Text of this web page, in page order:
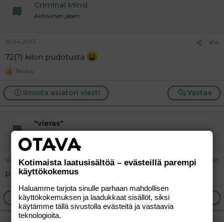
Criminal Mind
Aktiivinen jäsen
16.04.2012 #14
72(?) kilon pudotusta
R
a
c
t
Tepadj
Vastaa
Ilmoita asiaton viesti
"vieras"
16.04.2012 #15
Pitäs tiristää 5,5kg pois. Ei onnistuis.
Ilmoita asiaton viesti
Kotimaista laatusisältöä – evästeillä parempi
käyttökokemus
Haluamme tarjota sinulle parhaan mahdollisen
käyttökokemuksen ja laadukkaat sisällöt, siksi
käytämme tällä sivustolla evästeitä ja vastaavia
teknologioita.